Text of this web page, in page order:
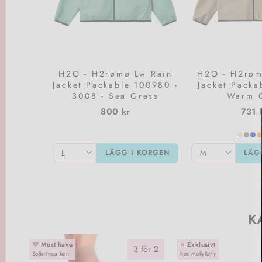
H2O - H2rømø Lw Rain
Jacket Packable 100980 -
3008 - Sea Grass
800 kr
LÄGG I KORGEN
H2O -
Jacket
Warm
731
3 för 2
💜 Must have
Solbrända ben
⭐️ Exklusivt
hos Molly&My